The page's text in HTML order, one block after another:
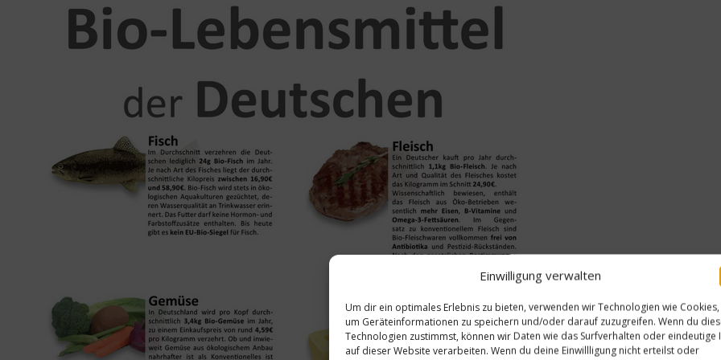
Einwilligung verwalten
Um dir ein optimales Erlebnis zu bieten, verwenden wir Technologien wie Cookies,
um Geräteinformationen zu speichern und/oder darauf zuzugreifen. Wenn du
Technologien zustimmst, können wir Daten wie das Surfverhalten oder eindeutige
auf dieser Website verarbeiten. Wenn du deine Einwillligung nicht erteilst oder